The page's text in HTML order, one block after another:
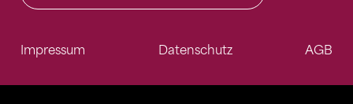
Impressum Datenschutz AGB